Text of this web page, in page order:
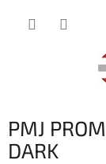
PMJ
DARK